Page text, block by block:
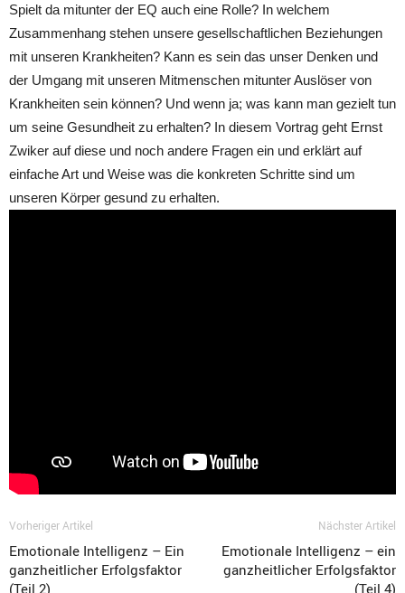
Spielt da mitunter der EQ auch eine Rolle? In welchem
Zusammenhang stehen unsere gesellschaftlichen Beziehungen
mit unseren Krankheiten? Kann es sein das unser Denken und
der Umgang mit unseren Mitmenschen mitunter Auslöser von
Krankheiten sein können? Und wenn ja; was kann man gezielt tun
um seine Gesundheit zu erhalten? In diesem Vortrag geht Ernst
Zwiker auf diese und noch andere Fragen ein und erklärt auf
einfache Art und Weise was die konkreten Schritte sind um
unseren Körper gesund zu erhalten.
Vorheriger Artikel
Emotionale Intelligenz – Ein
ganzheitlicher Erfolgsfaktor
(Teil 2)
Nächster Artikel
Emotionale Intelligenz – ein
ganzheitlicher Erfolgsfaktor
(Teil 4)